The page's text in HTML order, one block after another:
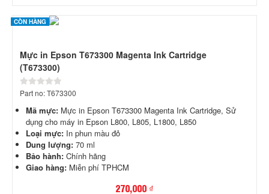
CÒN HÀNG
Mực in Epson T673300 Magenta Ink Cartridge
(T673300)
Part no: T673300
Mã mực: Mực in Epson T673300 Magenta Ink Cartridge, Sử
dụng cho máy in Epson L800, L805, L1800, L850
Loại mực: In phun màu đỏ
Dung lượng: 70 ml
Bảo hành: Chính hãng
Giao hàng: Miễn phí TPHCM
270,000 ₫